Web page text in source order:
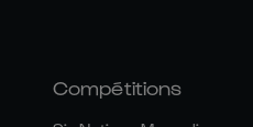
Compétitions